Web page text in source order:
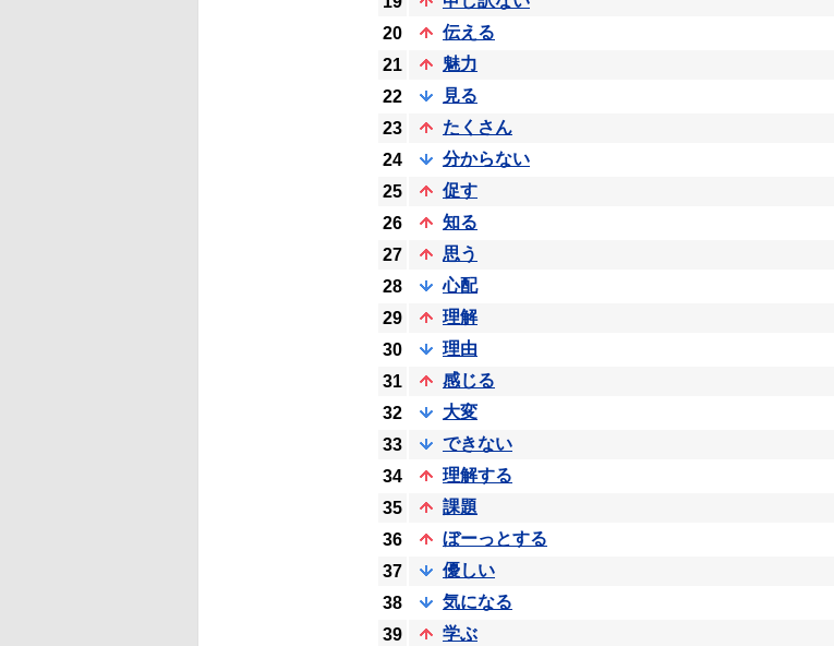
20
伝える
21
魅力
22
見る
23
たくさん
24
分からない
25
促す
26
知る
27
思う
28
心配
29
理解
30
理由
31
感じる
32
大変
33
できない
34
理解する
35
課題
36
ぼーっとする
37
優しい
38
気になる
39
学ぶ